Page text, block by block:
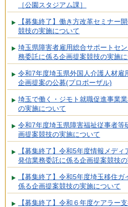
［公園スタジアム課］
【募集終了】働き方改革セミナー
競技の実施について
埼玉県障害者雇用総合サポートセ
務委託に係る企画提案競技の実施
令和7年度埼玉県外国人介護人材雇
企画提案の公募(プロポーザル)
埼玉で働く・ジモト就職促進事業
の実施について
令和7年度埼玉県障害福祉従事者等
画提案競技の実施について
【募集終了】令和5年度情報メデ
発信業務委託に係る企画提案競技
【募集終了】令和5年度埼玉移住
係る企画提案競技の実施について
【募集終了】令和６年度ケアラー